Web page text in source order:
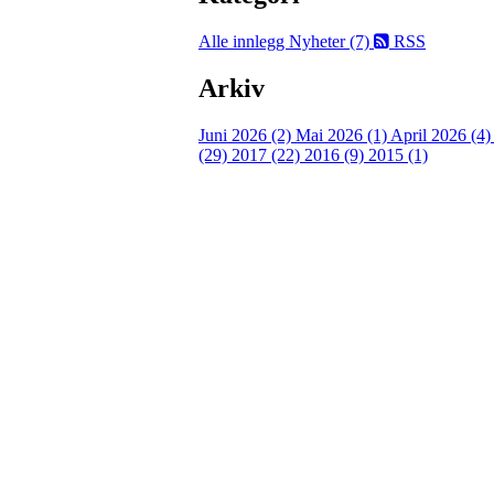
Alle innlegg Nyheter (7) RSS
Arkiv
Juni 2026 (2) Mai 2026 (1) April 2026 (4)
(29) 2017 (22) 2016 (9) 2015 (1)